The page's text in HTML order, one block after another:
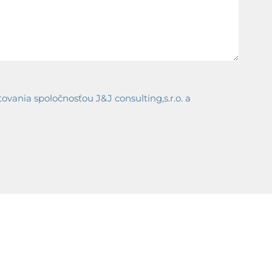
spoločnosťou J&J consulting,s.r.o. a